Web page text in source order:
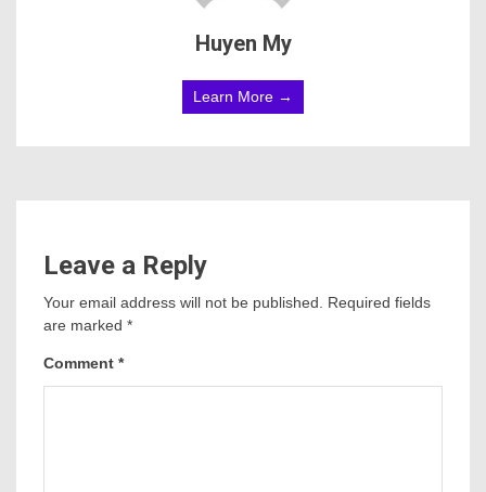
Huyen My
Learn More →
Leave a Reply
Your email address will not be published. Required fields
are marked *
Comment *